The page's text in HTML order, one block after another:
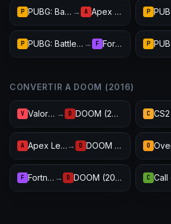
P PUBG: Battlegrounds → A Apex Legends P
P PUBG: Battlegrounds → F Fortnite P
CONVERTIR A DOOM (2016)
V Valorant → D DOOM (2016) C CS2
A Apex Legends → D DOOM (2016) O
F Fortnite → D DOOM (2016) C